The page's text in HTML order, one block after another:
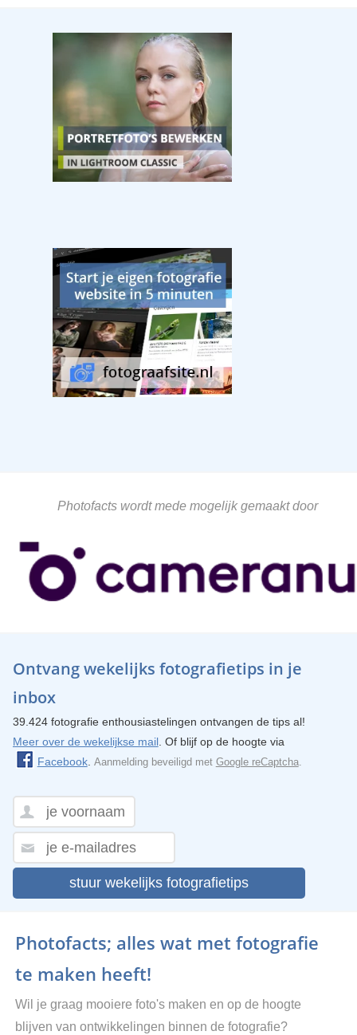
Photofacts wordt mede mogelijk gemaakt door
Ontvang wekelijks fotografietips in je
inbox
39.424 fotografie enthousiastelingen ontvangen de tips al!
Meer over de wekelijkse mail. Of blijf op de hoogte via
Facebook. Aanmelding beveiligd met Google reCaptcha.
stuur wekelijks fotografietips
Photofacts; alles wat met fotografie
te maken heeft!
Wil je graag mooiere foto's maken en op de hoogte
blijven van ontwikkelingen binnen de fotografie?